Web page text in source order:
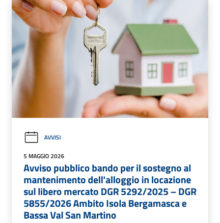
AVVISI
5 MAGGIO 2026
Avviso pubblico bando per il sostegno al
mantenimento dell'alloggio in locazione
sul libero mercato DGR 5292/2025 – DGR
5855/2026 Ambito Isola Bergamasca e
Bassa Val San Martino